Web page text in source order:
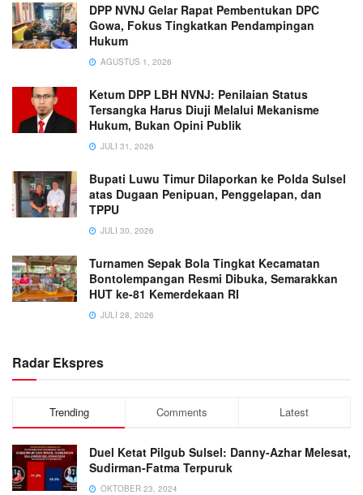
DPP NVNJ Gelar Rapat Pembentukan DPC
Gowa, Fokus Tingkatkan Pendampingan
Hukum
AGUSTUS 1, 2026
Ketum DPP LBH NVNJ: Penilaian Status
Tersangka Harus Diuji Melalui Mekanisme
Hukum, Bukan Opini Publik
JULI 31, 2026
Bupati Luwu Timur Dilaporkan ke Polda Sulsel
atas Dugaan Penipuan, Penggelapan, dan
TPPU
JULI 30, 2026
Turnamen Sepak Bola Tingkat Kecamatan
Bontolempangan Resmi Dibuka, Semarakkan
HUT ke-81 Kemerdekaan RI
JULI 28, 2026
Radar Ekspres
Trending Comments Latest
Duel Ketat Pilgub Sulsel: Danny-Azhar Melesat,
Sudirman-Fatma Terpuruk
OKTOBER 23, 2024